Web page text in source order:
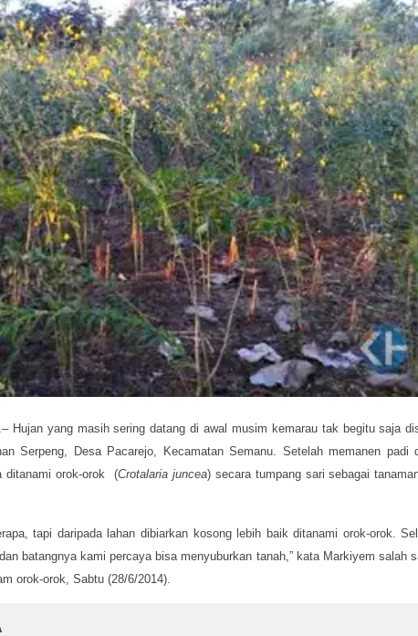
.– Hujan yang masih sering datang di awal musim kemarau tak begitu saja
Serpeng, Desa Pacarejo, Kecamatan Semanu. Setelah memanen padi
ditanami orok-orok (Crotalaria juncea) secara tumpang sari sebagai
tapi daripada lahan dibiarkan kosong lebih baik ditanami orok-orok.
batangnya kami percaya bisa menyuburkan tanah,” kata Markiyem salah
orok-orok, Sabtu (28/6/2014).